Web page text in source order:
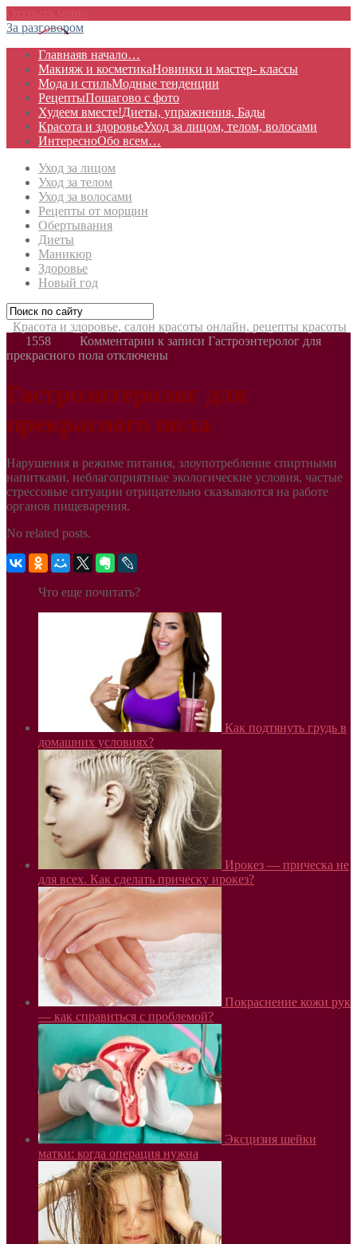
За разговором
Главнаяв начало…
Макияж и косметикаНовинки и мастер- классы
Мода и стильМодные тенденции
РецептыПошагово с фото
Худеем вместе!Диеты, упражнения, Бады
Красота и здоровьеУход за лицом, телом, волосами
ИнтересноОбо всем…
Уход за лицом
Уход за телом
Уход за волосами
Рецепты от морщин
Обертывания
Диеты
Маникюр
Здоровье
Новый год
Красота и здоровье, салон красоты онлайн, рецепты красоты
1558
Комментарии к записи Гастроэнтеролог для
прекрасного пола отключены
Гастроэнтеролог для
прекрасного пола
Нарушения в режиме питания, злоупотребление спиртными
напитками, неблагоприятные экологические условия, частые
стрессовые ситуации отрицательно сказываются на работе
органов пищеварения.
No related posts.
Что еще почитать?
Как подтянуть грудь в
домашних условиях?
Ирокез — прическа не
для всех. Как сделать прическу ирокез?
Покраснение кожи рук
— как справиться с проблемой?
Эксцизия шейки
матки: когда операция нужна